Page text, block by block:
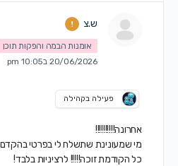
ש.צ
אומנות הבמה והפקות תוכן
20/06/2026 ב10:05 pm
פעילה בקהילה
אחרונה!!!!!!!!!!
מי שמעונינת שתשלח לי בפרטי בהקדם!
כל הקודמת זוכה!!!!! לרציניות בלבד!